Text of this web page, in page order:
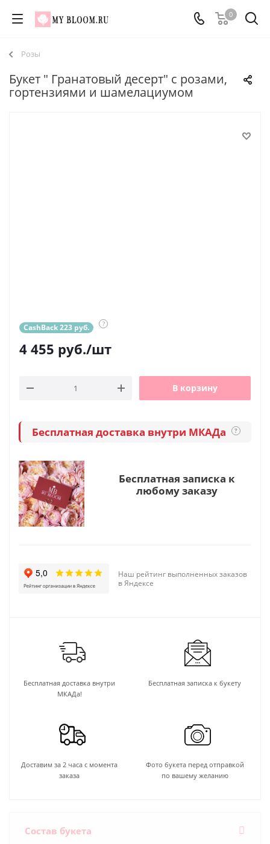
0
Розы
Букет " Гранатовый десерт" с розами,
гортензиями и шамелациумом
CashBack 223 руб. ?
4 455 руб./шт
В корзину
Бесплатная доставка внутри МКАДа ?
Бесплатная записка к
любому заказу
Наш рейтинг выполненных заказов
в Яндексе
Бесплатная доставка внутри
МКАДа!
Бесплатная записка к букету
Доставим за 2 часа с момента
заказа
Фото букета перед отправкой
по вашему желанию
Состав букета